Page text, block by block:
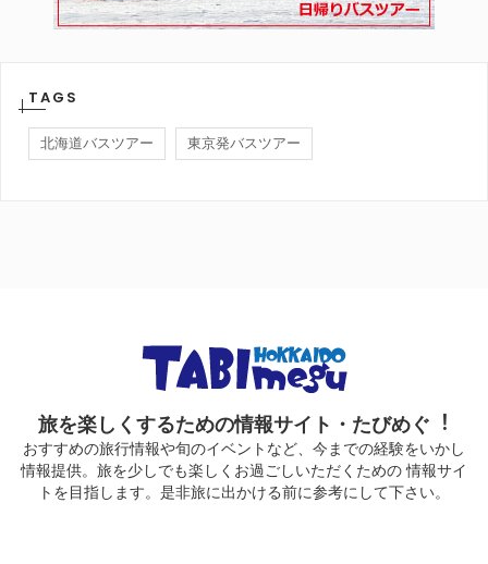
TAGS
北海道バスツアー 東京発バスツアー
旅を楽しくするための情報サイト・たびめぐ︕
おすすめの旅行情報や旬のイベントなど、今までの経験をいかし
情報提供。旅を少しでも楽しくお過ごしいただくための 情報サイ
トを目指します。是非旅に出かける前に参考にして下さい。